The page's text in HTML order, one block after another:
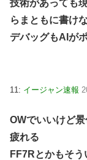
技術があっても
らまともに書け
デバッグもAIが
11: イージャン速報
OWでいいけど
疲れる
FF7Rとかもそ